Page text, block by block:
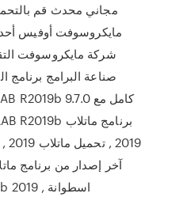
مايكروسوفت أوفيس أحد
شركة مايكروسوفت